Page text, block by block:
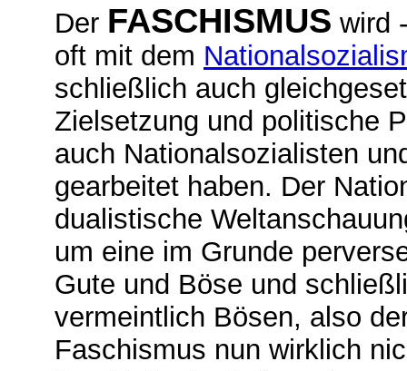
Der FASCHISMUS wird
oft mit dem
schließlich auch
Zielsetzung und politische
auch Nationalsozialisten
gearbeitet haben. Der
dualistische
um eine im Grunde
Gute und Böse und
vermeintlich Bösen, also
Faschismus nun wirklich